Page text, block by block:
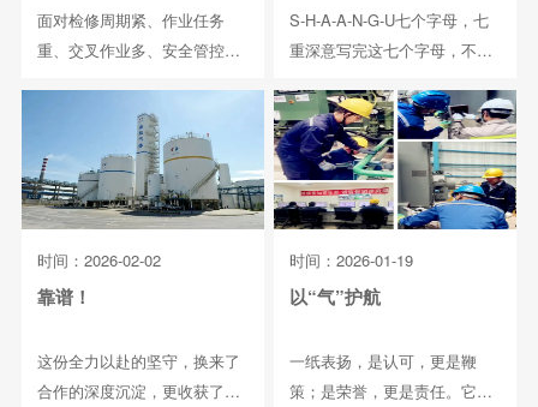
面对检修周期紧、作业任务
重、交叉作业多、安全管控要
S-H-A-A-N-G-U七个字母，七
重深意写完这七个字母，不过
时间：2026-02-02
靠谱！
这份全力以赴的坚守，换来了
合作的深度沉淀，更收获了用
时间：2026-01-19
以“气”护航
一纸表扬，是认可，更是鞭
策；是荣誉，更是责任。它见